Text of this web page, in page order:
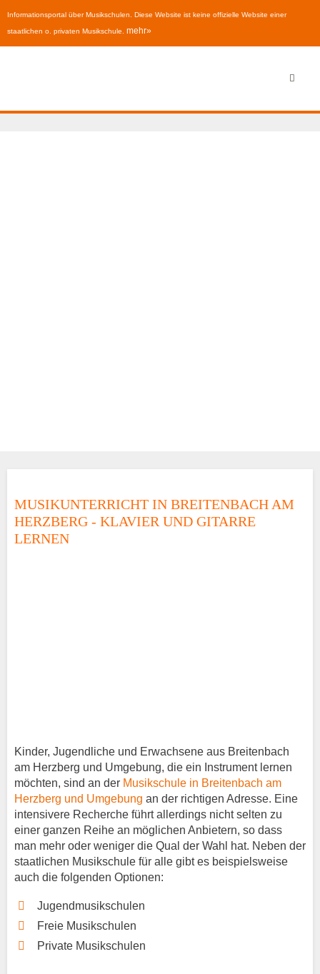
Informationsportal über Musikschulen. Diese Website ist keine offizielle Website einer
staatlichen o. privaten Musikschule. mehr»
MUSIKUNTERRICHT IN BREITENBACH AM
HERZBERG - KLAVIER UND GITARRE
LERNEN
Kinder, Jugendliche und Erwachsene aus Breitenbach
am Herzberg und Umgebung, die ein Instrument lernen
möchten, sind an der Musikschule in Breitenbach am
Herzberg und Umgebung an der richtigen Adresse. Eine
intensivere Recherche führt allerdings nicht selten zu
einer ganzen Reihe an möglichen Anbietern, so dass
man mehr oder weniger die Qual der Wahl hat. Neben der
staatlichen Musikschule für alle gibt es beispielsweise
auch die folgenden Optionen:
Jugendmusikschulen
Freie Musikschulen
Private Musikschulen